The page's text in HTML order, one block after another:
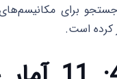
برای
کرده است.